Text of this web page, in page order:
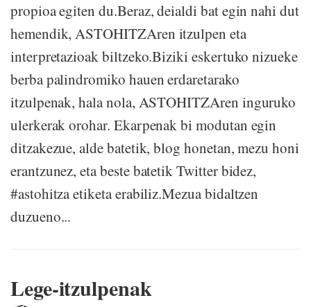
propioa egiten du.Beraz, deialdi bat egin nahi dut
hemendik, ASTOHITZAren itzulpen eta
interpretazioak biltzeko.Biziki eskertuko nizueke
berba palindromiko hauen erdaretarako
itzulpenak, hala nola, ASTOHITZAren inguruko
ulerkerak orohar. Ekarpenak bi modutan egin
ditzakezue, alde batetik, blog honetan, mezu honi
erantzunez, eta beste batetik Twitter bidez,
#astohitza etiketa erabiliz.Mezua bidaltzen
duzueno...
Lege-itzulpenak